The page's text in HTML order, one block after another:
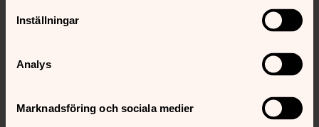
Inställningar
Analys
Marknadsföring och sociala medier
Hitta snabbt